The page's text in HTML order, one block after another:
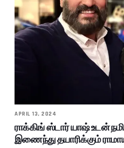
APRIL 13, 2024
ராக்கிங் ஸ்டார் யாஷ் உடன்
இணைந்து தயாரிக்கும்